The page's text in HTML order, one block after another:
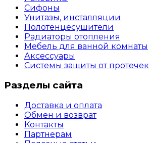
Сифоны
Унитазы, инсталляции
Полотенцесушители
Радиаторы отопления
Мебель для ванной комнаты
Аксессуары
Системы защиты от протечек
Разделы сайта
Доставка и оплата
Обмен и возврат
Контакты
Партнерам